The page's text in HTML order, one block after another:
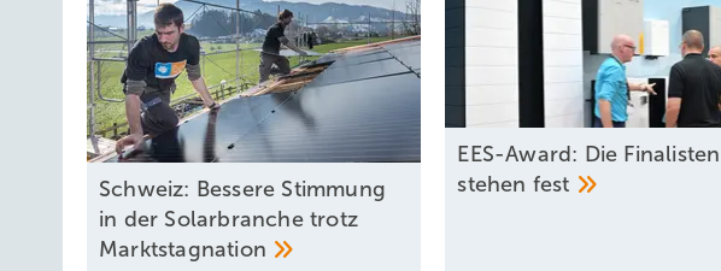
Schweiz: Bessere Stimmung
in der Solarbranche trotz
Marktstagnation
EES-Award: Die Finalisten
stehen fest